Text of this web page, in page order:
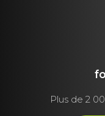
Plus de 2